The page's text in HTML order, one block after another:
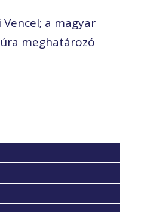
a magyar
meghatározó